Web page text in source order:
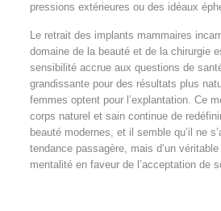
pressions extérieures ou des idéaux
Le retrait des implants mammaires
domaine de la beauté et de la chirurgie
sensibilité accrue aux questions de
grandissante pour des résultats plus
femmes optent pour l’explantation. Ce
corps naturel et sain continue de
beauté modernes, et il semble qu’il ne
tendance passagère, mais d’un
mentalité en faveur de l’acceptation de